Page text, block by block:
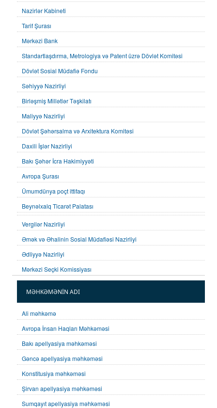
Nazirlər Kabineti
Tarif Şurası
Mərkəzi Bank
Standartlaşdırma, Metrologiya və Patent üzrə Dövlət Komitəsi
Dövlət Sosial Müdafiə Fondu
Səhiyyə Nazirliyi
Birləşmiş Millətlər Təşkilatı
Maliyyə Nazirliyi
Dövlət Şəhərsalma və Arxitektura Komitəsi
Daxili İşlər Nazirliyi
Bakı Şəhər İcra Hakimiyyəti
Avropa Şurası
Ümumdünya poçt ittifaqı
Beynəlxalq Ticarət Palatası
Vergilər Nazirliyi
Əmək və Əhalinin Sosial Müdafiəsi Nazirliyi
Ədliyyə Nazirliyi
Mərkəzi Seçki Komissiyası
MƏHKƏMƏNİN ADI
Ali məhkəmə
Avropa İnsan Haqları Məhkəməsi
Bakı apellyasiya məhkəməsi
Gəncə apellyasiya məhkəməsi
Konstitusiya məhkəməsi
Şirvan apellyasiya məhkəməsi
Sumqayıt apellyasiya məhkəməsi